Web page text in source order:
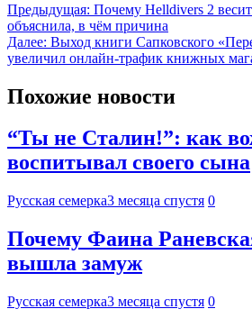
Предыдущая: Почему Helldivers 2
объяснила, в чём причина
Далее: Выход книги Сапковского
увеличил онлайн-трафик книжных
Похожие новости
“Ты не Сталин!”: как
воспитывал своего сына
Русская семерка3 месяца спустя 0
Почему Фаина
вышла замуж
Русская семерка3 месяца спустя 0